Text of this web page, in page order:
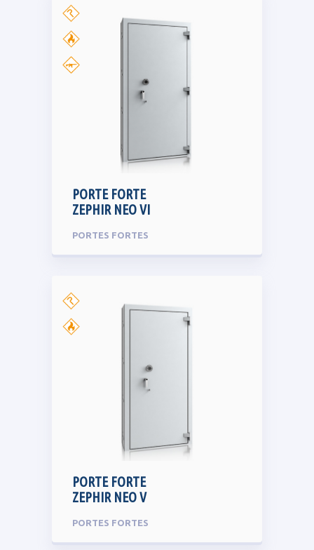
PORTE FORTE
ZEPHIR NEO VI
PORTES FORTES
PORTE FORTE
ZEPHIR NEO V
PORTES FORTES